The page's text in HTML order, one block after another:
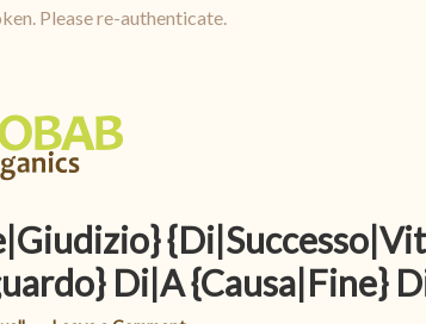
Please re-authenticate.
Di|A {Causa|Fine}